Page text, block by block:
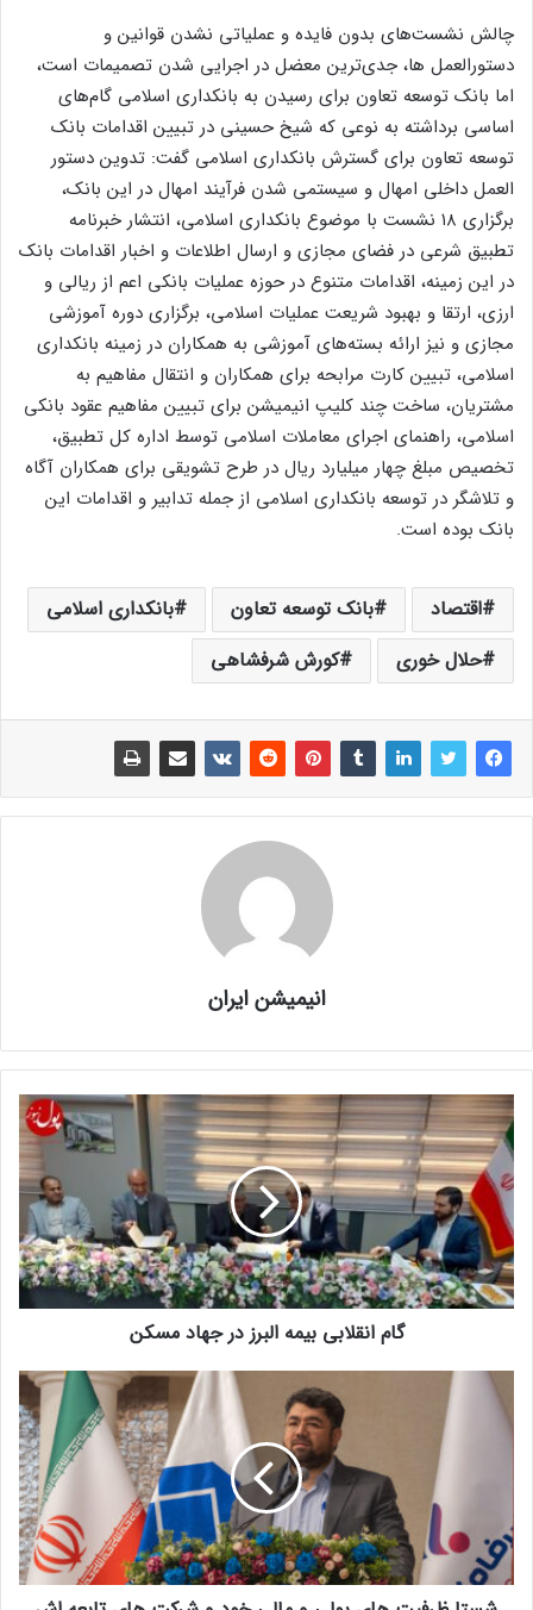
چالش نشست‌های بدون فایده و عملیاتی نشدن قوانین و
دستورالعمل ها، جدی‌ترین معضل در اجرایی شدن تصمیمات است،
اما بانک توسعه تعاون برای رسیدن به بانکداری اسلامی گام‌های
اساسی برداشته به نوعی که شیخ حسینی در تبیین اقدامات بانک
توسعه تعاون برای گسترش بانکداری اسلامی گفت: تدوین دستور
العمل داخلی امهال و سیستمی شدن فرآیند امهال در این بانک،
برگزاری ۱۸ نشست با موضوع بانکداری اسلامی، انتشار خبرنامه
تطبیق شرعی در فضای مجازی و ارسال اطلاعات و اخبار اقدامات بانک
در این زمینه، اقدامات متنوع در حوزه عملیات بانکی اعم از ریالی و
ارزی، ارتقا و بهبود شریعت عملیات اسلامی، برگزاری دوره آموزشی
مجازی و نیز ارائه بسته‌های آموزشی به همکاران در زمینه بانکداری
اسلامی، تبیین کارت مرابحه برای همکاران و انتقال مفاهیم به
مشتریان، ساخت چند کلیپ انیمیشن برای تبیین مفاهیم عقود بانکی
اسلامی، راهنمای اجرای معاملات اسلامی توسط اداره کل تطبیق،
تخصیص مبلغ چهار میلیارد ریال در طرح تشویقی برای همکاران آگاه
و تلاشگر در توسعه بانکداری اسلامی از جمله تدابیر و اقدامات این
بانک بوده است.
اقتصاد بانک توسعه تعاون
بانکداری اسلامی
حلال خوری
کورش شرفشاهی
انیمیشن ایران
گام انقلابی بیمه البرز در جهاد مسکن